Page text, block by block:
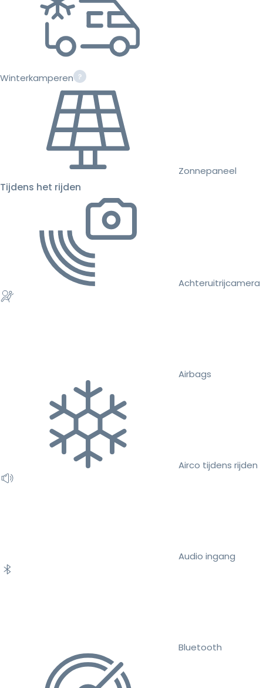
Winterkamperen
Zonnepaneel
Tijdens het rijden
Achteruitrijcamera
Airbags
Airco tijdens rijden
Audio ingang
Bluetooth